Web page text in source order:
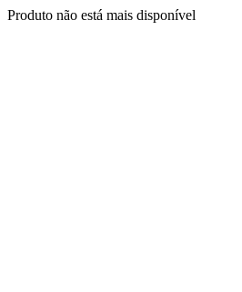
Produto não está mais disponível